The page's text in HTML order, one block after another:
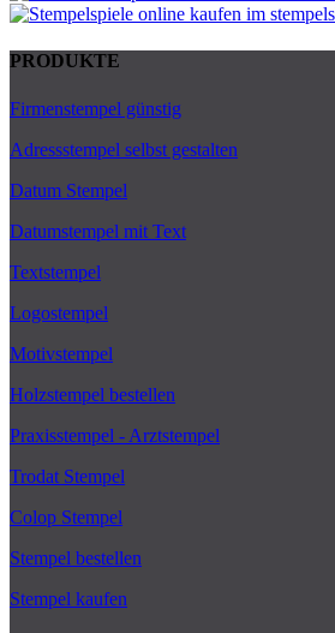
PRODUKTE
Firmenstempel günstig
Adressstempel selbst gestalten
Datum Stempel
Datumstempel mit Text
Textstempel
Logostempel
Motivstempel
Holzstempel bestellen
Praxisstempel - Arztstempel
Trodat Stempel
Colop Stempel
Stempel bestellen
Stempel kaufen